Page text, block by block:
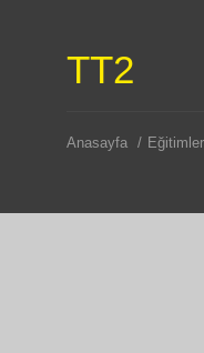
TT2
Anasayfa / Eğitimler